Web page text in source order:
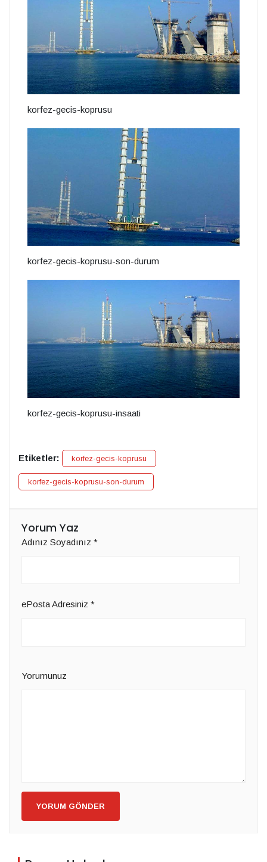
korfez-gecis-koprusu
korfez-gecis-koprusu-son-durum
korfez-gecis-koprusu-insaati
Etiketler: korfez-gecis-koprusu
korfez-gecis-koprusu-son-durum
Yorum Yaz
Adınız Soyadınız *
ePosta Adresiniz *
Yorumunuz
YORUM GÖNDER